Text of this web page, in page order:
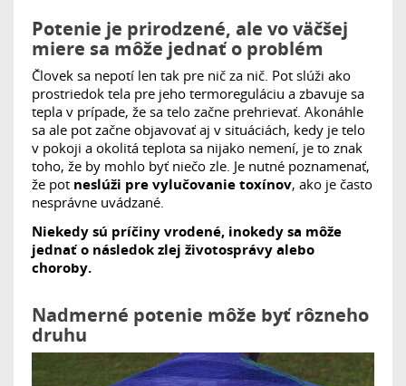
Potenie je prirodzené, ale vo väčšej
miere sa môže jednať o problém
Človek sa nepotí len tak pre nič za nič. Pot slúži ako
prostriedok tela pre jeho termoreguláciu a zbavuje sa
tepla v prípade, že sa telo začne prehrievať. Akonáhle
sa ale pot začne objavovať aj v situáciách, kedy je telo
v pokoji a okolitá teplota sa nijako nemení, je to znak
toho, že by mohlo byť niečo zle. Je nutné poznamenať,
že pot neslúži pre vylučovanie toxínov, ako je často
nesprávne uvádzané.
Niekedy sú príčiny vrodené, inokedy sa môže
jednať o následok zlej životosprávy alebo
choroby.
Nadmerné potenie môže byť rôzneho
druhu